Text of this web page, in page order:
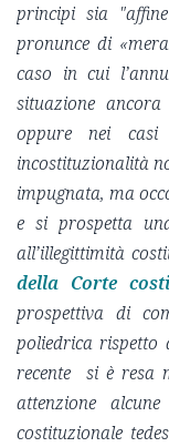
principi sia
pronunce di
caso in cui
situazione
oppure nei
incostituzionalità
impugnata, ma
e si prospetta
all’illegittimità
della Corte
prospettiva di
poliedrica
recente si è resa
attenzione
costituzionale